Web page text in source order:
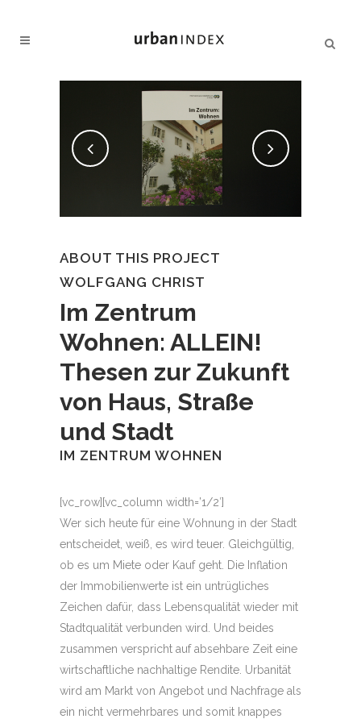
ABOUT THIS PROJECT
WOLFGANG CHRIST
Im Zentrum
Wohnen: ALLEIN!
Thesen zur Zukunft
von Haus, Straße
und Stadt
IM ZENTRUM WOHNEN
[vc_row][vc_column width=’1/2′]
Wer sich heute für eine Wohnung in der Stadt
entscheidet, weiß, es wird teuer. Gleichgültig,
ob es um Miete oder Kauf geht. Die Inflation
der Immobilienwerte ist ein untrügliches
Zeichen dafür, dass Lebensqualität wieder mit
Stadtqualität verbunden wird. Und beides
zusammen verspricht auf absehbare Zeit eine
wirtschaftliche nachhaltige Rendite. Urbanität
wird am Markt von Angebot und Nachfrage als
ein nicht vermehrbares und somit knappes